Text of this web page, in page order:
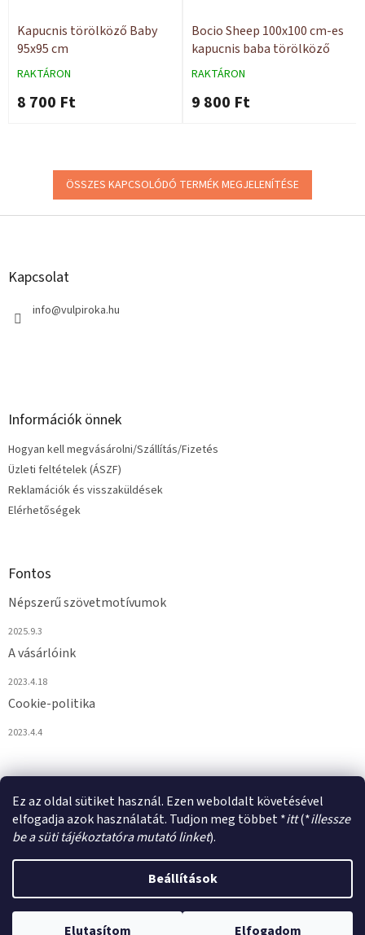
Ez az oldal sütiket használ. Ezen weboldalt követésével
elfogadja azok használatát. Tudjon meg többet *itt(*illessze
be a süti tájékoztatóra mutató linket).
Beállítások
Elutasítom Elfogadom
Kapucnis törölköző Baby
95x95 cm
RAKTÁRON
8 700 Ft
Bocio Sheep 100x100 cm-es
kapucnis baba törölköző
RAKTÁRON
9 800 Ft
ÖSSZES KAPCSOLÓDÓ TERMÉK MEGJELENÍTÉSE
L
Kapcsolat
info@vulpiroka.hu
Információk önnek
Hogyan kell megvásárolni/Szállítás/Fizetés
Üzleti feltételek (ÁSZF)
Reklamációk és visszaküldések
Elérhetőségek
Fontos
Népszerű szövetmotívumok
2025.9.3
A vásárlóink
2023.4.18
Cookie-politika
2023.4.4
Copyright 2026VULPIROKA.HU. Minden jog fenntartva.Süti
beállítások szerkesztése